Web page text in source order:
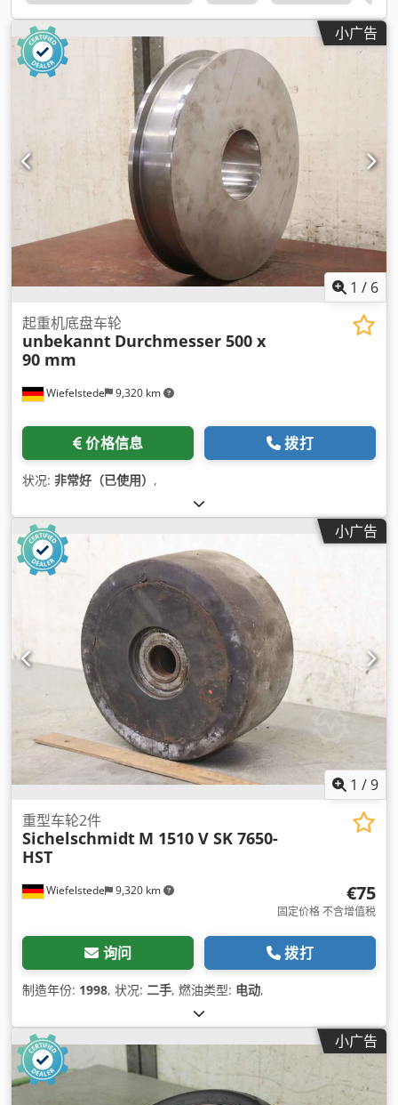
小广告
1 / 6
Wiefelstede 9,320 km
起重机底盘车轮
unbekannt Durchmesser 500 x
90 mm
价格信息 拨打
状况: 非常好（已使用） ,
小广告
1 /9
Wiefelstede 9,320 km
重型车轮2件
Sichelschmidt M 1510 V SK 7650-
HST
€75
固定价格 不含增值税
询问 拨打
制造年份: 1998, 状况: 二手, 燃油类型: 电动,
小广告